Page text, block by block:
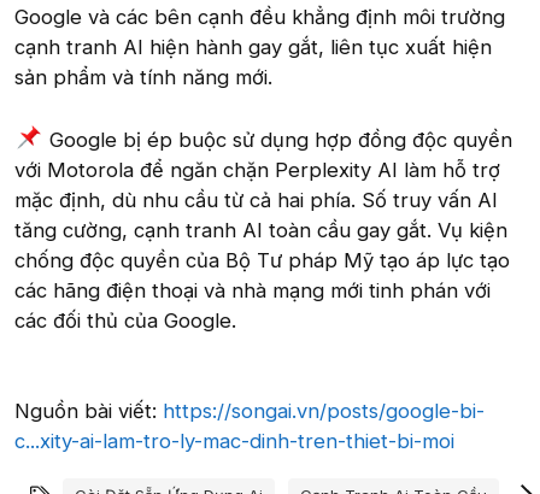
Google và các bên cạnh đều khẳng định môi trường
cạnh tranh AI hiện hành gay gắt, liên tục xuất hiện
sản phẩm và tính năng mới.
Google bị ép buộc sử dụng hợp đồng độc quyền
với Motorola để ngăn chặn Perplexity AI làm hỗ trợ
mặc định, dù nhu cầu từ cả hai phía. Số truy vấn AI
tăng cường, cạnh tranh AI toàn cầu gay gắt. Vụ kiện
chống độc quyền của Bộ Tư pháp Mỹ tạo áp lực tạo
các hãng điện thoại và nhà mạng mới tinh phán với
các đối thủ của Google.
Nguồn bài viết: https://songai.vn/posts/google-bi-
c...xity-ai-lam-tro-ly-mac-dinh-tren-thiet-bi-moi